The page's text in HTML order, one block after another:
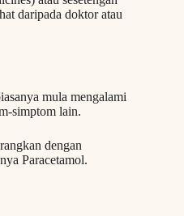
daripada doktor atau
mula mengalami
simptom lain.
dengan
Paracetamol.